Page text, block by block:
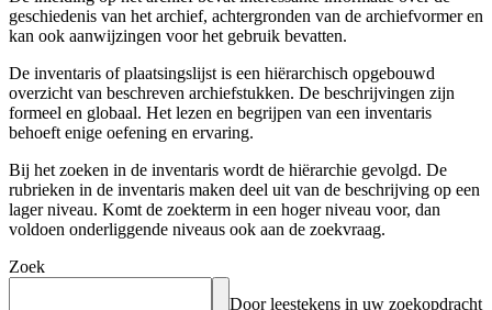
geschiedenis van het archief, achtergronden van de archiefvormer en
kan ook aanwijzingen voor het gebruik bevatten.
De inventaris of plaatsingslijst is een hiërarchisch opgebouwd
overzicht van beschreven archiefstukken. De beschrijvingen zijn
formeel en globaal. Het lezen en begrijpen van een inventaris
behoeft enige oefening en ervaring.
Bij het zoeken in de inventaris wordt de hiërarchie gevolgd. De
rubrieken in de inventaris maken deel uit van de beschrijving op een
lager niveau. Komt de zoekterm in een hoger niveau voor, dan
voldoen onderliggende niveaus ook aan de zoekvraag.
Zoek
Door leestekens in uw zoekopdracht